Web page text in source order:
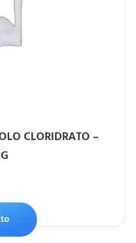
CLORIDRATO –